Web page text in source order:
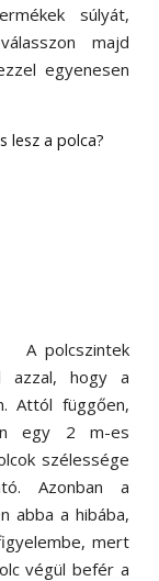
súlyát,
majd
egyenesen
lesz a polca?
A polcszintek
azzal, hogy a
Attól függően,
egy 2 m-es
szélessége
Azonban a
abba a hibába,
mert
végül befér a